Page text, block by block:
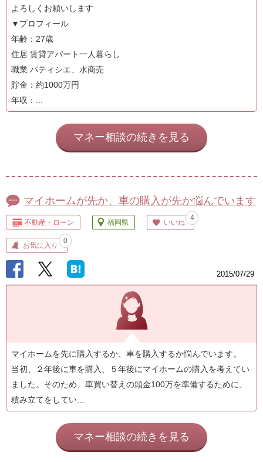
よろしくお願いします
▼プロフィール
年齢：27歳
住居 賃貸アパート一人暮らし
職業 パティシエ、水商売
貯金：約1000万円
年収：...
マネー相談の続きを見る
マイホームが先か、車の購入が先か悩んでいます
不動産・ローン 福岡県 いいね
4
お気に入り
0
2015/07/29
マイホームを先に購入するか、車を購入するか悩んでいます。
当初、２年後に車を購入、５年後にマイホームの購入を考えてい
ました。そのため、車買い替えの頭金100万を準備するために、
積み立てをしてい...
マネー相談の続きを見る